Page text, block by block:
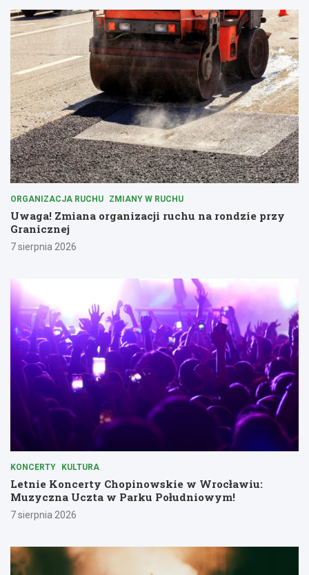
ORGANIZACJA RUCHU ZMIANY W RUCHU
Uwaga! Zmiana organizacji ruchu na rondzie przy
Granicznej
7 sierpnia 2026
KONCERTY KULTURA
Letnie Koncerty Chopinowskie w Wrocławiu:
Muzyczna Uczta w Parku Południowym!
7 sierpnia 2026